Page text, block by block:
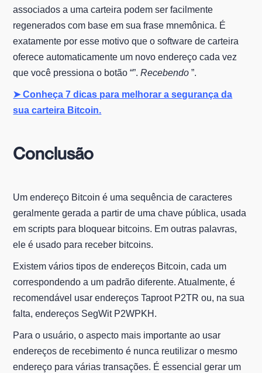
associados a uma carteira podem ser facilmente
regenerados com base em sua frase mnemônica. É
exatamente por esse motivo que o software de carteira
oferece automaticamente um novo endereço cada vez
que você pressiona o botão “”.Recebendo”.
➤ Conheça 7 dicas para melhorar a segurança da
sua carteira Bitcoin.
Conclusão
Um endereço Bitcoin é uma sequência de caracteres
geralmente gerada a partir de uma chave pública, usada
em scripts para bloquear bitcoins. Em outras palavras,
ele é usado para receber bitcoins.
Existem vários tipos de endereços Bitcoin, cada um
correspondendo a um padrão diferente. Atualmente, é
recomendável usar endereços Taproot P2TR ou, na sua
falta, endereços SegWit P2WPKH.
Para o usuário, o aspecto mais importante ao usar
endereços de recebimento é nunca reutilizar o mesmo
endereço para várias transações. É essencial gerar um